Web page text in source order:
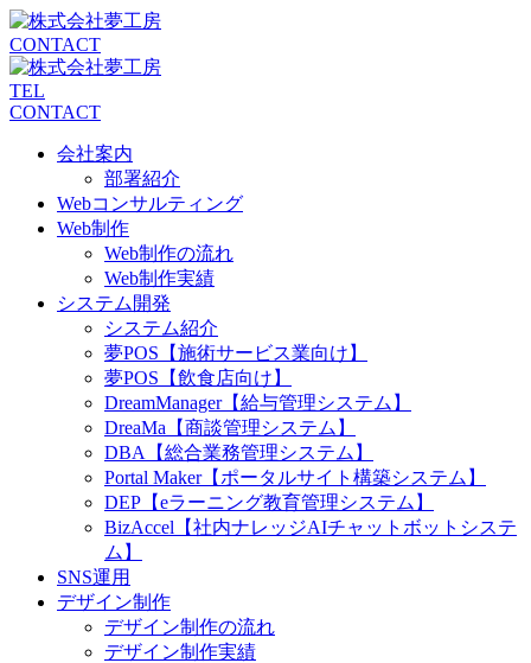
CONTACT
TEL
CONTACT
会社案内
部署紹介
Webコンサルティング
Web制作
Web制作の流れ
Web制作実績
システム開発
システム紹介
夢POS【施術サービス業向け】
夢POS【飲食店向け】
DreamManager【給与管理システム】
DreaMa【商談管理システム】
DBA【総合業務管理システム】
Portal Maker【ポータルサイト構築システム】
DEP【eラーニング教育管理システム】
BizAccel【社内ナレッジAIチャットボットシステ
ム】
SNS運用
デザイン制作
デザイン制作の流れ
デザイン制作実績